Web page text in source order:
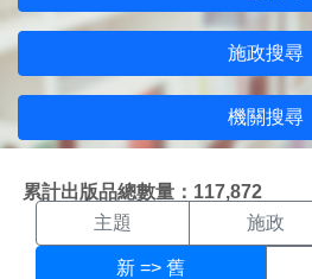
施政搜尋
機關搜尋
累計出版品總數量：117,872
機關搜尋結果
主題 施政
新 => 舊